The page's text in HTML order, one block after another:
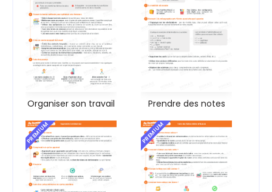
Organiser son travail Prendre des notes
PREMIUM PREMIUM